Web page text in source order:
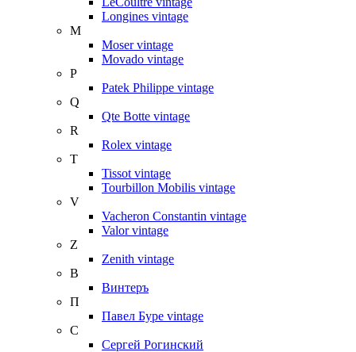
Longines vintage
M
Moser vintage
Movado vintage
P
Patek Philippe vintage
Q
Qte Botte vintage
R
Rolex vintage
T
Tissot vintage
Tourbillon Mobilis vintage
V
Vacheron Constantin vintage
Valor vintage
Z
Zenith vintage
В
Винтеръ
П
Павел Буре vintage
С
Сергей Рогинский